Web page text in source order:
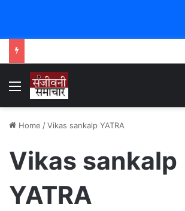
Menu
Home /Vikas sankalp YATRA
Vikas sankalp
YATRA